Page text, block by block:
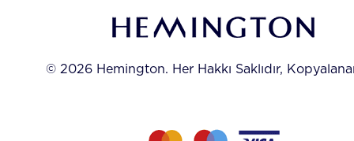
© 2026 Hemington. Her Hakkı Saklıdır,